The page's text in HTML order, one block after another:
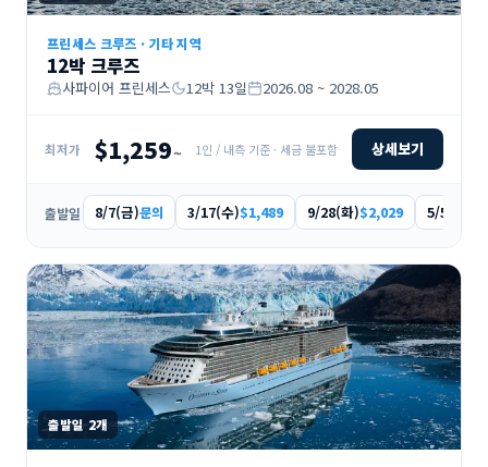
프린세스 크루즈 · 기타 지역
12박 크루즈
사파이어 프린세스 12박 13일 2026.08 ~ 2028.05
최저가 $1,259~ 1인 / 내측 기준 · 세금 불포함 상세보기
출발일 8/7(금)문의 3/17(수)$1,489 9/28(화)$2,029 5/5(금)
출발일 2개